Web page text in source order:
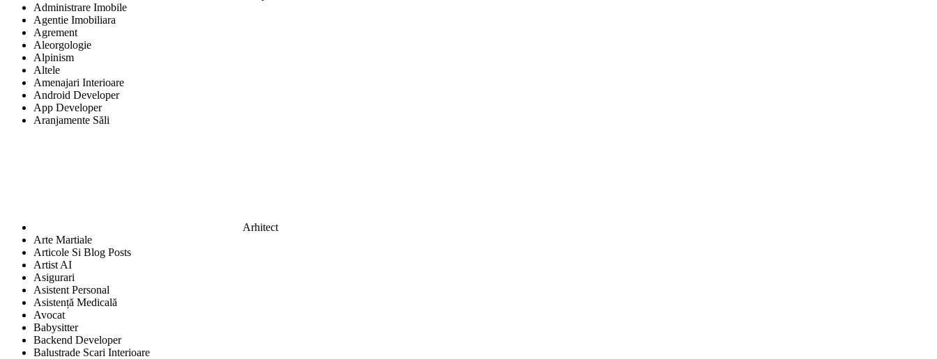
Administrare Imobile
Agentie Imobiliara
Agrement
Aleorgologie
Alpinism
Altele
Amenajari Interioare
Android Developer
App Developer
Aranjamente Săli
Arhitect
Arte Martiale
Articole Si Blog Posts
Artist AI
Asigurari
Asistent Personal
Asistență Medicală
Avocat
Babysitter
Backend Developer
Balustrade Scari Interioare